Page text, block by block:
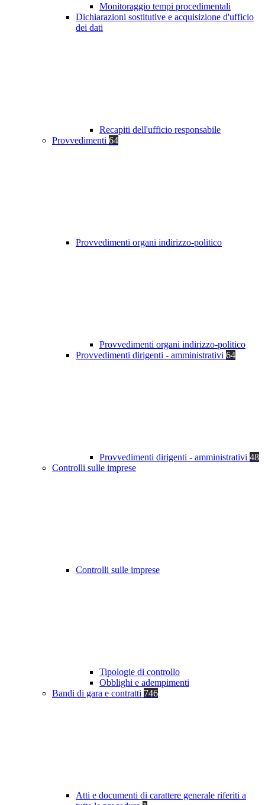
Monitoraggio tempi procedimentali
Dichiarazioni sostitutive e acquisizione d'ufficio
dei dati
Recapiti dell'ufficio responsabile
Provvedimenti 64
Provvedimenti organi indirizzo-politico
Provvedimenti organi indirizzo-politico
Provvedimenti dirigenti - amministrativi 64
Provvedimenti dirigenti - amministrativi 48
Controlli sulle imprese
Controlli sulle imprese
Tipologie di controllo
Obblighi e adempimenti
Bandi di gara e contratti 746
Atti e documenti di carattere generale riferiti a